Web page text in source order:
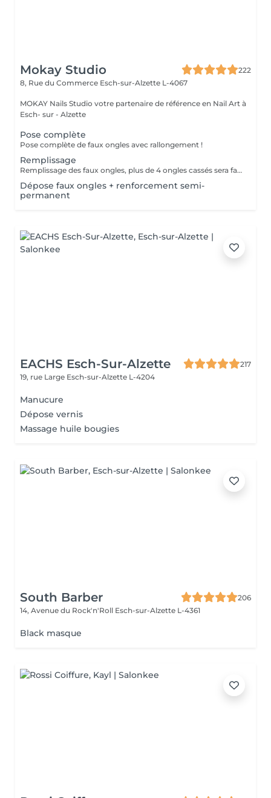
Mokay Studio
222
8, Rue du Commerce Esch-sur-Alzette L-4067
MOKAY Nails Studio votre partenaire de référence en Nail Art à
Esch- sur - Alzette
Pose complète
Pose complète de faux ongles avec rallongement !
Remplissage
Remplissage des faux ongles, plus de 4 ongles cassés sera facturé une nouvelle pose !Le remplissage doit être effectué dans les 4 semaines à compter du jour de la pose, les 4 semaines dépassées vous sera facturé un supplément de 10€! Tout changement de format vous sera également facturé !
Dépose faux ongles + renforcement semi-
permanent
EACHS Esch-Sur-Alzette
217
19, rue Large Esch-sur-Alzette L-4204
Manucure
Dépose vernis
Massage huile bougies
South Barber
206
14, Avenue du Rock'n'Roll Esch-sur-Alzette L-4361
Black masque